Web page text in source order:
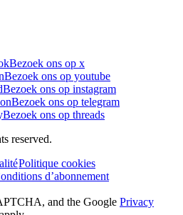
Bezoek ons op x
Bezoek ons op youtube
Bezoek ons op instagram
Bezoek ons op telegram
Bezoek ons op threads
reserved.
Politique cookies
d’abonnement
and the Google Privacy